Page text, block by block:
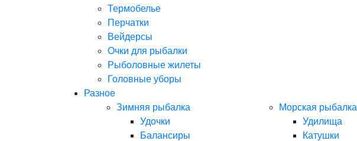
Термобелье
Перчатки
Вейдерсы
Очки для рыбалки
Рыболовные жилеты
Головные уборы
Разное
Зимняя рыбалка
Удочки
Балансиры
Морская рыбалка
Удилища
Катушки